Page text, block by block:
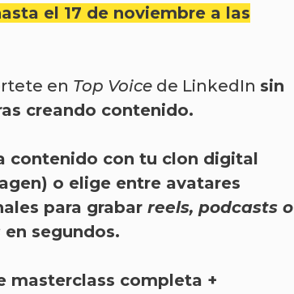
el 17 de noviembre a las
en Top Voicede LinkedIn sin
creando contenido.
contenido con tu clon digital
o elige entre avatares
para grabar reels, podcasts o
en segundos.
masterclass completa +